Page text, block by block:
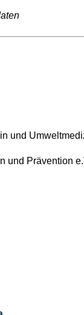
und
und Prävention